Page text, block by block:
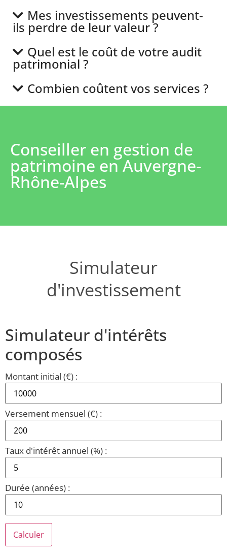
Mes investissements peuvent-
ils perdre de leur valeur ?
Quel est le coût de votre audit
patrimonial ?
Combien coûtent vos services ?
Conseiller en gestion de
patrimoine en Auvergne-
Rhône-Alpes
Simulateur
d'investissement
Simulateur d'intérêts
composés
Montant initial (€) :
Versement mensuel (€) :
Taux d'intérêt annuel (%) :
Durée (années) :
Calculer